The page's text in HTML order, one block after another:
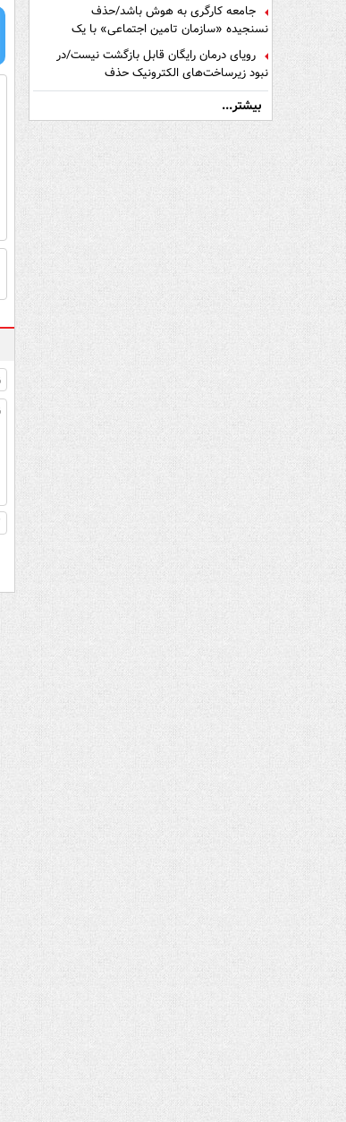
جامعه کارگری به هوش باشد/حذف
نسنجیده «سازمان تامین اجتماعی» با یک
تفاهم نامه!
رویای درمان رایگان قابل بازگشت نیست/در
نبود زیرساخت‌های الکترونیک حذف
دفترچه‌های بیمه اشتباه مضاعف است
بیشتر...